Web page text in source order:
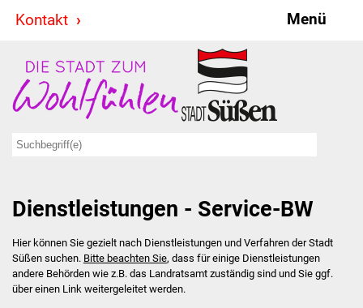
Kontakt Menü
Stadt & Politik
Bürgermeister
Ausschüsse
Ratsinformationssystem
Jugendbeirat
Dienstleistungen - Service-BW
Hier können Sie gezielt nach Dienstleistungen und Verfahren der Stadt
Süßen suchen. Bitte beachten Sie, dass für einige Dienstleistungen
andere Behörden wie z.B. das Landratsamt zuständig sind und Sie ggf.
über einen Link weitergeleitet werden.